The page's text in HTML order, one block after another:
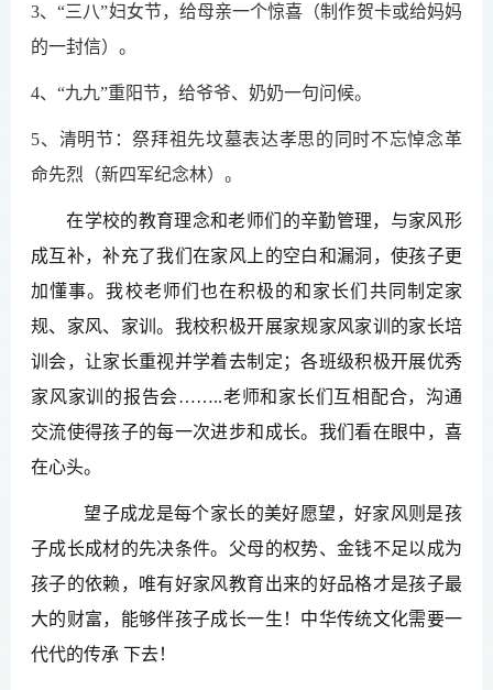
3、“三八”妇女节，给母亲一个惊喜 （制作贺卡或给妈妈
的一封信）。
4、“九九”重阳节，给爷爷、奶奶一句问候。
5、 清明节 ：祭拜祖先坟墓表达孝思的同时不忘悼念革
命先烈 （新四军纪念林）。
在学校的教育理念和老师们的辛勤管理，与家风形
成互补，补充了我们在家风上的空白和漏洞，使孩子更
加懂事。我校老师们也在积极的和家长们共同制定家
规、家风、家训。我校积极开展家规家风家训的家长培
训会，让家长重视并学着去制定；各班级积极开展优秀
家风家训的报告会……..老师和家长们互相配合，沟通
交流使得孩子的每一次进步和成长。 我们看在眼中，喜
在心头。
望子成龙是每个家长的美好愿望，好家风则是孩
子成长成材的先决条件。父母的权势、金钱不足以成为
孩子的依赖，唯有好家风教育出来的好品格才是孩子最
大的财富，能够伴孩子成长一生 ！中华传统文化需要一
代代的传承 下去！